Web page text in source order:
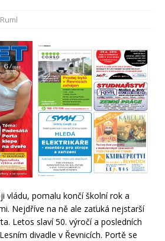
vládu, pomalu končí školní rok a
Nejdříve na ně ale zaťuká nejstarší
Letos slaví 50. výročí a posledních
divadle v Řevnicích. Portě se